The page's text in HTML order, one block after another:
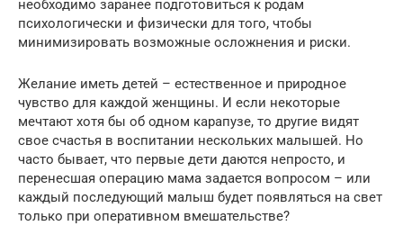
необходимо заранее подготовиться к родам
психологически и физически для того, чтобы
минимизировать возможные осложнения и риски.
Желание иметь детей – естественное и природное
чувство для каждой женщины. И если некоторые
мечтают хотя бы об одном карапузе, то другие видят
свое счастья в воспитании нескольких малышей. Но
часто бывает, что первые дети даются непросто, и
перенесшая операцию мама задается вопросом – или
каждый последующий малыш будет появляться на свет
только при оперативном вмешательстве?